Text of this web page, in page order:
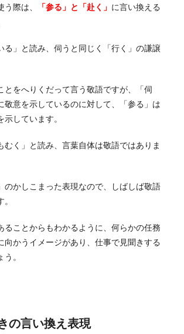
際は、 「参る」と「赴く」 に言い換える
る」と読み、伺うと同じく「行く」の謙譲
とをへりくだって言う敬語ですが、「伺
敬意を示しているのに対して、「参る」は
しています。
むく」と読み、言葉自体は敬語ではありま
のかしこまった表現なので、しばしば敬語
ることからもわかるように、何らかの任務
向かうイメージがあり、仕事で見聞きする
。
の言い換え表現